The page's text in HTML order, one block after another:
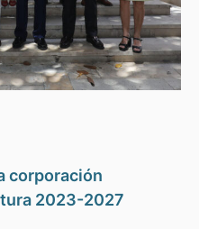
corporación
2023-2027